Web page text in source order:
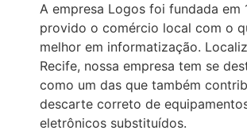
A empresa Logos foi fundada em
provido o comércio local com o
melhor em informatização.
Recife, nossa empresa tem se
como um das que também
descarte correto de
eletrônicos substituídos.